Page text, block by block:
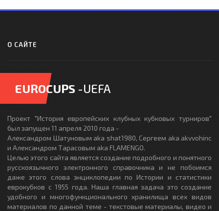
О САЙТЕ
EUROCUPS -UEFA
Проект "История европейских клубных кубковых турниров"
был запущен 11 апреля 2010 года -
Александром Шатуновым aka shat1980, Сергеем aka akvvohinc
и Александром Тарасовым aka FLAMENGO.
Целью этого сайта является создание подробного и понятного
русскоязычного электронного справочника и не побоимся
даже этого слова энциклопедии по Истории и статистики
еврокубков с 1955 года. Наша главная задача это создание
удобного и многофункционального хранилища всех видов
материалов по данной теме - текстовые материалы, видео и